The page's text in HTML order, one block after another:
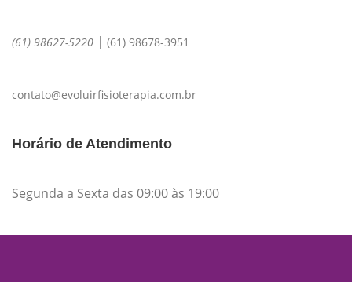
(61) 98627-5220 | (61) 98678-3951
contato@evoluirfisioterapia.com.br
Horário de Atendimento
Segunda a Sexta das 09:00 às 19:00